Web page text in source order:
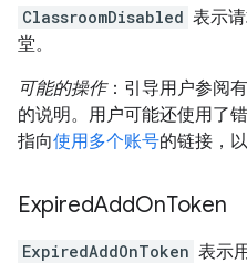
ClassroomDisabled 表示
堂。
可能的操作：引导用户参阅
的说明。用户可能还使用了
指向使用多个账号的链接，
ExpiredAddOnToken
ExpiredAddOnToken 表示